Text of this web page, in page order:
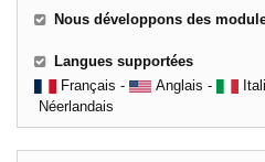
Nous développons des
Langues supportées
Français -
Anglais -
Néerlandais